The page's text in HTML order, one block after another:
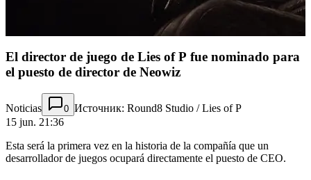
El director de juego de Lies of P fue nominado para
el puesto de director de Neowiz
Noticias 0 Источник: Round8 Studio / Lies of P
15 jun. 21:36
Esta será la primera vez en la historia de la compañía que un
desarrollador de juegos ocupará directamente el puesto de CEO.